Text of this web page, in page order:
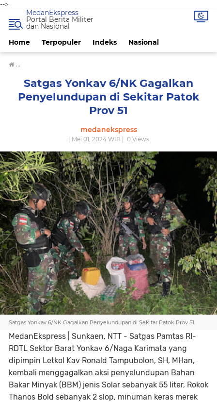
-->
Home Terpopuler Indeks Nasional
MedanEkspress
Portal Berita Militer
dan Nasional
›
Satgas Yonkav 6/NK Gagalkan
Penyelundupan di Sekitar Patok
Prov 51
medanekspress
| Mei 01, 2024 WIB | 0Views
Satgas Yonkav 6/NK Gagalkan Penyelundupan di Sekitar Patok Prov 51.
MedanEkspress | Sunkaen, NTT - Satgas Pamtas RI-
RDTL Sektor Barat Yonkav 6/Naga Karimata yang
dipimpin Letkol Kav Ronald Tampubolon, SH, MHan,
kembali menggagalkan aksi penyelundupan Bahan
Bakar Minyak (BBM) jenis Solar sebanyak 55 liter, Rokok
Thanos Bold sebanyak 2 slop, minuman keras merek